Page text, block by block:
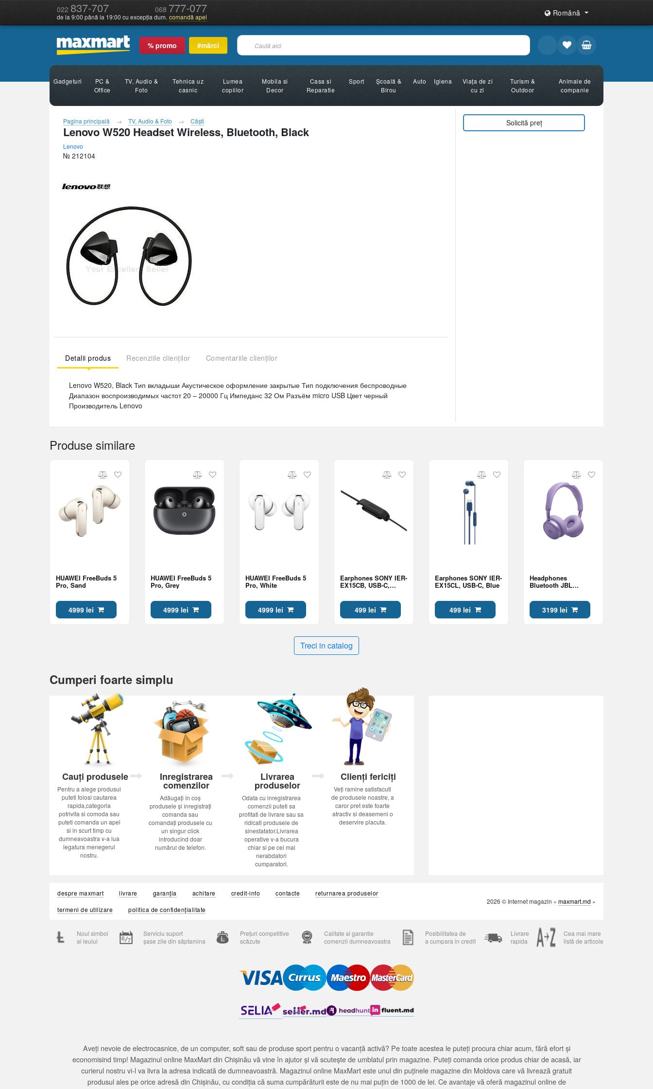
022 837-707 068 777-077
de la 9:00 până la 19:00 cu excepția dum. comandă apel Română
% promo #mărci
Gadgeturi
PC &
Office
TV, Audio &
Foto
Tehnica uz
casnic
Lumea
copiilor
Mobila si
Decor
Casa si
Reparatie
Sport
Şcoală &
Birou
Auto Igiena
Viața de zi
cu zi
Turism &
Outdoor
Animale de
companie
Pagina principală TV, Audio & Foto Căşti
Lenovo W520 Headset Wireless, Bluetooth, Black
Lenovo
№ 212104
Detalii produs Recenziile clienților Comentariile clienților
Lenovo W520, Black Тип вкладыши Акустическое оформление закрытые Тип подключения беспроводные
Диапазон воспроизводимых частот 20 – 20000 Гц Импеданс 32 Ом Разъём micro USB Цвет черный
Производитель Lenovo
Solicită preț
Produse similare
HUAWEI FreeBuds 5
Pro, Sand
4999 lei
HUAWEI FreeBuds 5
Pro, Grey
4999 lei
HUAWEI FreeBuds 5
Pro, White
4999 lei
Earphones SONY IER-
EX15CB, USB-C,
499 lei
Earphones SONY IER-
EX15CL, USB-C, Blue
499 lei
Headphones
Bluetooth JBL
3199 lei
Treci in catalog
Cumperi foarte simplu
Cauți produsele
Pentru a alege produsul
puteti folosi cautarea
rapida,categoria
potrivita si comoda sau
puteti comanda un apel
si in scurt timp cu
dumneavoastra v-a lua
legatura menegerul
nostru.
Inregistrarea
comenzilor
Adăugați în coș
produsele și înregistrați
comanda sau
comandați produsele cu
un singur click
introducînd doar
numărul de telefon.
Livrarea
produselor
Odata cu inregistrarea
comenzii puteti sa
profitati de livrare sau sa
ridicati produsele de
sinestatator.Livrarea
operative v-a bucura
chiar si pe cei mai
nerabdatori
cumparatori.
Clienți fericiți
Veți ramine satisfacuti
de produsele noastre, a
caror pret este foarte
atractiv si deasemeni o
deservire placuta.
despre maxmart livrare garanția achitare credit-info contacte
returnarea produselor
termeni de utilizare
politica de confidențialitate
2026 © Internet magazin « maxmart.md »
Noul simbol
al leului
Serviciu suport
șase zile din săptamina
Prețuri competitive
scăzute
Calitate si garantie
comenzii dumneavoastra
Posibilitatea de
a cumpara in credit
Livrare
rapida
Cea mai mare
listă de articole
Aveți nevoie de electrocasnice, de un computer, soft sau de produse sport pentru o vacanță activă? Pe toate acestea le puteți procura chiar acum, fără efort și
economisind timp! Magazinul online MaxMart din Chișinău vă vine în ajutor și vă scutește de umblatul prin magazine. Puteți comanda orice produs chiar de acasă, iar
curierul nostru vi-l va livra la adresa indicată de dumneavoastră. Magazinul online MaxMart este unul din puținele magazine din Moldova care vă livrează gratuit
produsul ales pe orice adresă din Chișinău, cu condiția că suma cumpărăturii este de nu mai puțin de 1000 de lei. Ce avantaje vă oferă magazinul online de